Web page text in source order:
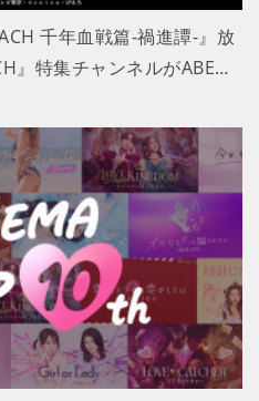
千年血戦篇-禍進譚-』放
』特集チャンネルがABE…